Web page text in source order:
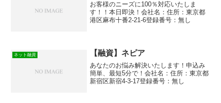
お客様のニーズに100％対応いたしま
す！！本日即決！会社名：住所：東京都
港区麻布十番2-21-6登録番号：無し
ネット融資 【融資】ネピア
あなたのお悩み解決いたします！申込み
簡単、最短5分で！会社名：住所：東京都
新宿区新宿4-3-17登録番号：無し